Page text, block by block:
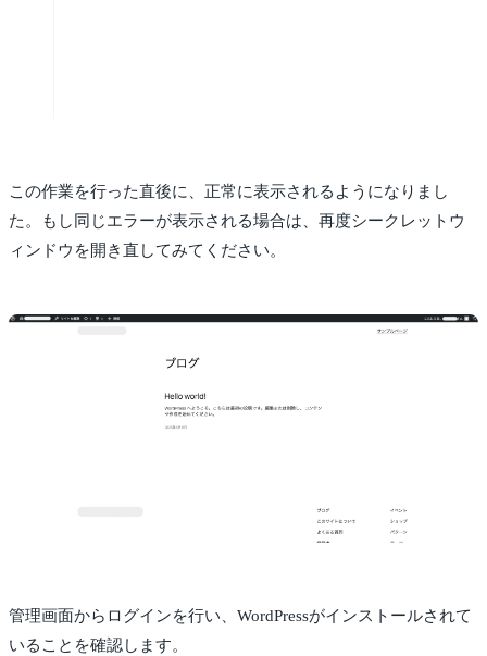
この作業を行った直後に、正常に表示されるようになりまし
た。もし同じエラーが表示される場合は、再度シークレットウ
ィンドウを開き直してみてください。
管理画面からログインを行い、WordPressがインストールされて
いることを確認します。